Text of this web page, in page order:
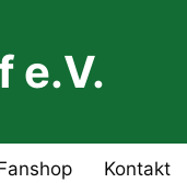
e.V.
Kontakt